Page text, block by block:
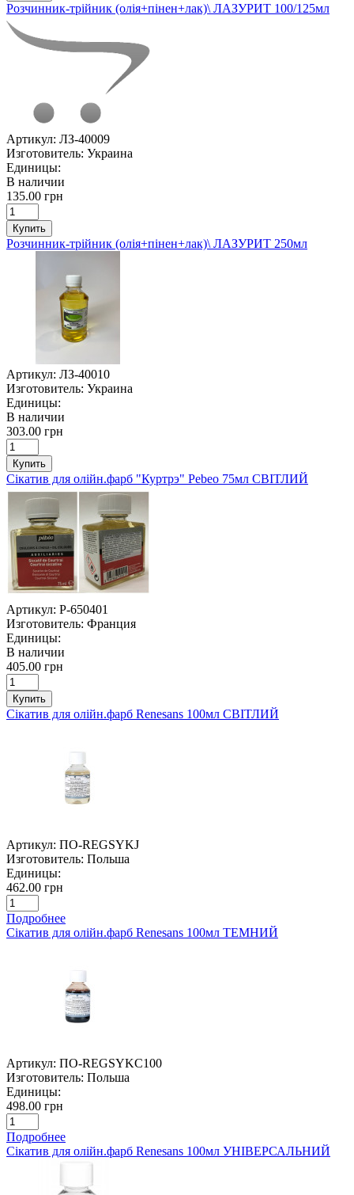
Розчинник-трійник (олія+пінен+лак)\ ЛАЗУРИТ 100/125мл
Артикул: ЛЗ-40009
Изготовитель: Украина
Единицы:
В наличии
135.00 грн
Купить
Розчинник-трійник (олія+пінен+лак)\ ЛАЗУРИТ 250мл
Артикул: ЛЗ-40010
Изготовитель: Украина
Единицы:
В наличии
303.00 грн
Купить
Сікатив для олійн.фарб "Куртрэ" Pebeo 75мл СВІТЛИЙ
Артикул: P-650401
Изготовитель: Франция
Единицы:
В наличии
405.00 грн
Купить
Сікатив для олійн.фарб Renesans 100мл СВІТЛИЙ
Артикул: ПО-REGSYKJ
Изготовитель: Польша
Единицы:
462.00 грн
Подробнее
Сікатив для олійн.фарб Renesans 100мл ТЕМНИЙ
Артикул: ПО-REGSYKC100
Изготовитель: Польша
Единицы:
498.00 грн
Подробнее
Сікатив для олійн.фарб Renesans 100мл УНІВЕРСАЛЬНИЙ